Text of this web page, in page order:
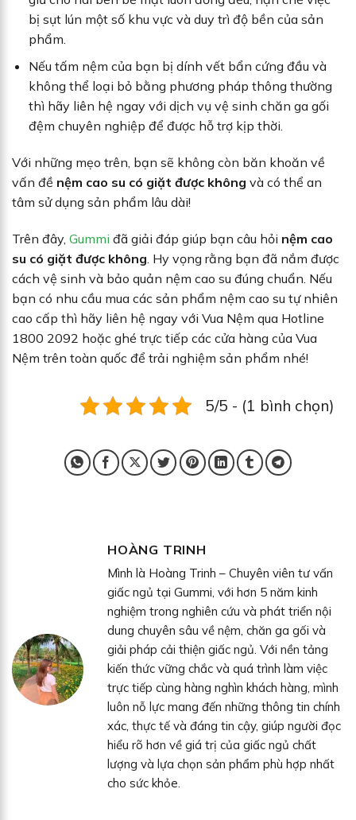
bị sụt lún một số khu vực và duy trì độ bền của sản
phẩm.
Nếu tấm nệm của bạn bị dính vết bẩn cứng đầu và
không thể loại bỏ bằng phương pháp thông thường
thì hãy liên hệ ngay với dịch vụ vệ sinh chăn ga gối
đệm chuyên nghiệp để được hỗ trợ kịp thời.
Với những mẹo trên, bạn sẽ không còn băn khoăn về
vấn đề nệm cao su có giặt được không và có thể an
tâm sử dụng sản phẩm lâu dài!
Trên đây, Gummi đã giải đáp giúp bạn câu hỏi nệm cao
su có giặt được không. Hy vọng rằng bạn đã nắm được
cách vệ sinh và bảo quản nệm cao su đúng chuẩn. Nếu
bạn có nhu cầu mua các sản phẩm nệm cao su tự nhiên
cao cấp thì hãy liên hệ ngay với Vua Nệm qua Hotline
1800 2092 hoặc ghé trực tiếp các cửa hàng của Vua
Nệm trên toàn quốc để trải nghiệm sản phẩm nhé!
5/5 - (1 bình chọn)
HOÀNG TRINH
Mình là Hoàng Trinh – Chuyên viên tư vấn
giấc ngủ tại Gummi, với hơn 5 năm kinh
nghiệm trong nghiên cứu và phát triển nội
dung chuyên sâu về nệm, chăn ga gối và
giải pháp cải thiện giấc ngủ. Với nền tảng
kiến thức vững chắc và quá trình làm việc
trực tiếp cùng hàng nghìn khách hàng, mình
luôn nỗ lực mang đến những thông tin chính
xác, thực tế và đáng tin cậy, giúp người đọc
hiểu rõ hơn về giá trị của giấc ngủ chất
lượng và lựa chọn sản phẩm phù hợp nhất
cho sức khỏe.